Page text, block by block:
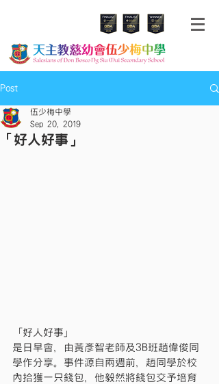
Post
「好人好事」
伍少梅中學
Sep 20, 2019
「好人好事」
是日早會，由黃彥智老師及3B班趙偉俊同
學作分享。事件源自兩週前，趙同學於校
內拾獲一只錢包，他毅然將錢包交予培育